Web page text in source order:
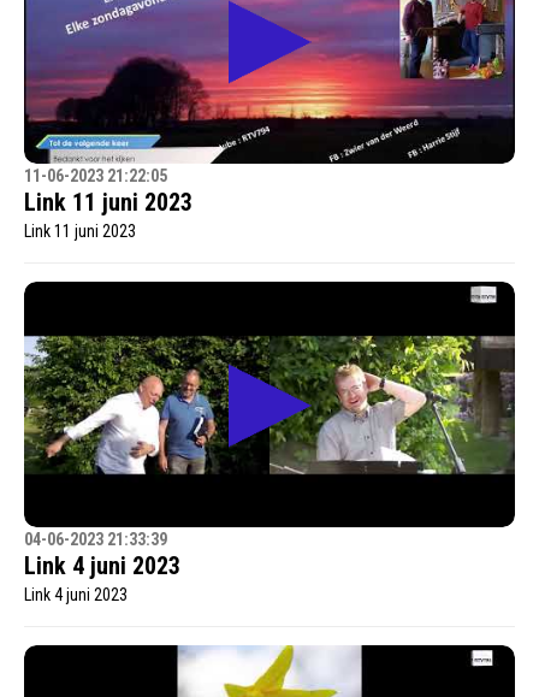
11-06-2023 21:22:05
Link 11 juni 2023
Link 11 juni 2023
04-06-2023 21:33:39
Link 4 juni 2023
Link 4 juni 2023